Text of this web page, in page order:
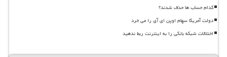
کدام حساب ها حذف شدند؟
دولت آمریکا سهام اوپن ای آی را می خرد
اختلالات شبکه بانکی را به اینترنت ربط ندهید